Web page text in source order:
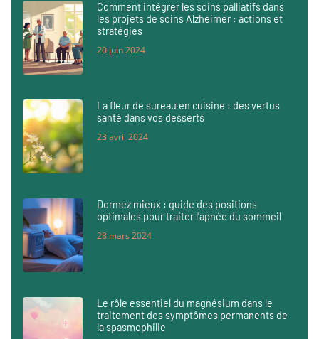
Comment intégrer les soins palliatifs dans
les projets de soins Alzheimer : actions et
stratégies
20 juin 2024
La fleur de sureau en cuisine : des vertus
santé dans vos desserts
23 avril 2024
Dormez mieux : guide des positions
optimales pour traiter l’apnée du sommeil
28 mars 2024
Le rôle essentiel du magnésium dans le
traitement des symptômes permanents de
la spasmophilie